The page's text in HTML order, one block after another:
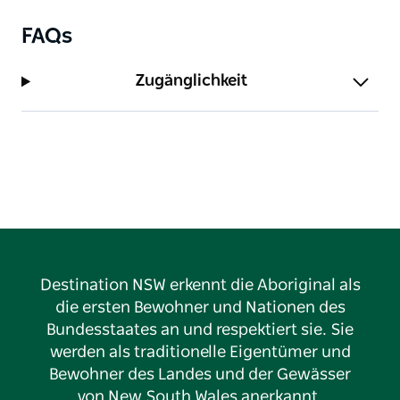
FAQs
Zugänglichkeit
Destination NSW erkennt die Aboriginal als
die ersten Bewohner und Nationen des
Bundesstaates an und respektiert sie. Sie
werden als traditionelle Eigentümer und
Bewohner des Landes und der Gewässer